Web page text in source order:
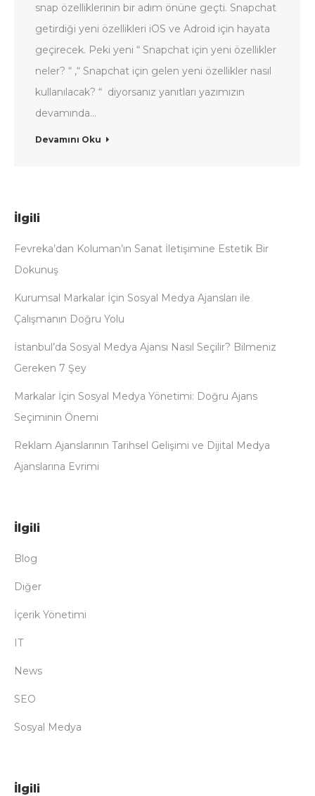
snap özelliklerinin bir adım önüne geçti. Snapchat
getirdiği yeni özellikleri iOS ve Adroid için hayata
geçirecek. Peki yeni “ Snapchat için yeni özellikler
neler? “ ,“ Snapchat için gelen yeni özellikler nasıl
kullanılacak? “ diyorsanız yanıtları yazımızın
devamında…
Devamını Oku
İlgili
Fevreka’dan Koluman’ın Sanat İletişimine Estetik Bir
Dokunuş
Kurumsal Markalar İçin Sosyal Medya Ajansları ile
Çalışmanın Doğru Yolu
İstanbul’da Sosyal Medya Ajansı Nasıl Seçilir? Bilmeniz
Gereken 7 Şey
Markalar İçin Sosyal Medya Yönetimi: Doğru Ajans
Seçiminin Önemi
Reklam Ajanslarının Tarihsel Gelişimi ve Dijital Medya
Ajanslarına Evrimi
İlgili
Blog
Diğer
İçerik Yönetimi
IT
News
SEO
Sosyal Medya
İlgili